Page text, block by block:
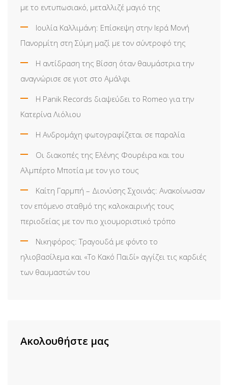
με το εντυπωσιακό, μεταλλιζέ μαγιό της
Ιουλία Καλλιμάνη: Επίσκεψη στην Ιερά Μονή
Πανορμίτη στη Σύμη μαζί με τον σύντροφό της
Η αντίδραση της Βίσση όταν θαυμάστρια την
αναγνώρισε σε γιοτ στο Αμάλφι
Η Panik Records διαψεύδει το Romeo για την
Κατερίνα Λιόλιου
Η Ανδρομάχη φωτογραφίζεται σε παραλία
Οι διακοπές της Ελένης Φουρέιρα και του
Αλμπέρτο Μποτία με τον γιο τους
Καίτη Γαρμπή – Διονύσης Σχοινάς: Ανακοίνωσαν
τον επόμενο σταθμό της καλοκαιρινής τους
περιοδείας με τον πιο χιουμοριστικό τρόπο
Νικηφόρος: Τραγουδά με φόντο το
ηλιοβασίλεμα και «Το Κακό Παιδί» αγγίζει τις καρδιές
των θαυμαστών του
Ακολουθήστε μας